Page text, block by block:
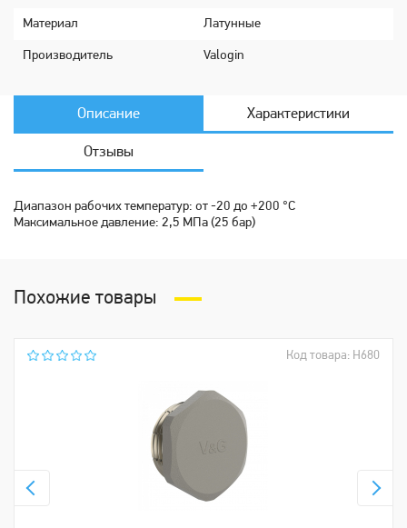
Мaтериaл Латунные
Производитель Valogin
Описание Характеристики
Отзывы
Диапазон рабочих температур: от -20 до +200 °С
Максимальное давление: 2,5 МПа (25 бар)
Похожие товары
Код товара: Н680